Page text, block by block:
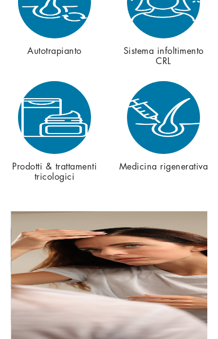
Autotrapianto
Sistema infoltimento
CRL
Prodotti & trattamenti
tricologici
Medicina rigenerativa